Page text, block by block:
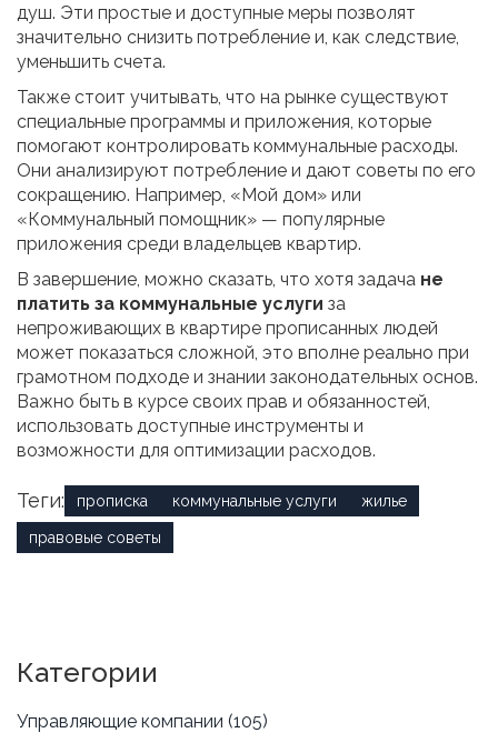
душ. Эти простые и доступные меры позволят
значительно снизить потребление и, как следствие,
уменьшить счета.
Также стоит учитывать, что на рынке существуют
специальные программы и приложения, которые
помогают контролировать коммунальные расходы.
Они анализируют потребление и дают советы по его
сокращению. Например, «Мой дом» или
«Коммунальный помощник» — популярные
приложения среди владельцев квартир.
В завершение, можно сказать, что хотя задача не
платить за коммунальные услуги за
непроживающих в квартире прописанных людей
может показаться сложной, это вполне реально при
грамотном подходе и знании законодательных основ.
Важно быть в курсе своих прав и обязанностей,
использовать доступные инструменты и
возможности для оптимизации расходов.
Теги: прописка коммунальные услуги жилье
правовые советы
Категории
Управляющие компании (105)